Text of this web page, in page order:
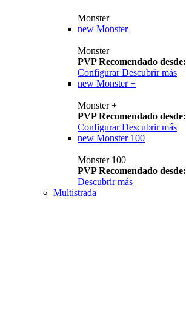
Monster
new Monster
Monster
PVP Recomendado
Configurar Descubrir más
new Monster +
Monster +
PVP Recomendado
Configurar Descubrir más
new Monster 100
Monster 100
PVP Recomendado
Descubrir más
Multistrada